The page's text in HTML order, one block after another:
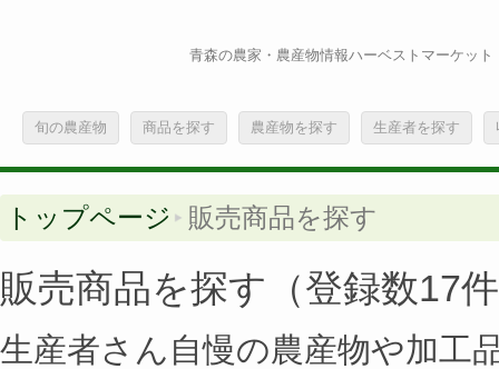
青森の農家・農産物情報ハーベストマーケット
旬の農産物 商品を探す 農産物を探す 生産者を探す
トップページ 販売商品を探す
販売商品を探す（登録数17
生産者さん自慢の農産物や加工